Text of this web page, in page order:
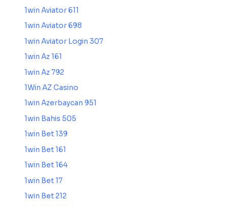
1win Aviator 611
1win Aviator 698
1win Aviator Login 307
1win Az 161
1win Az 792
1Win AZ Casino
1win Azerbaycan 951
1win Bahis 505
1win Bet 139
1win Bet 161
1win Bet 164
1win Bet 17
1win Bet 212